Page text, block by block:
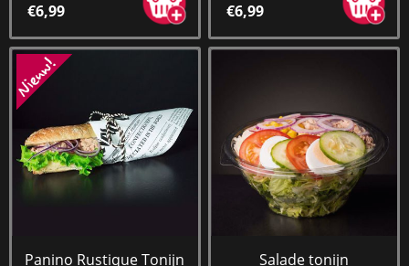
€6,99 €6,99
Panino Rustique Tonijn Salade tonijn